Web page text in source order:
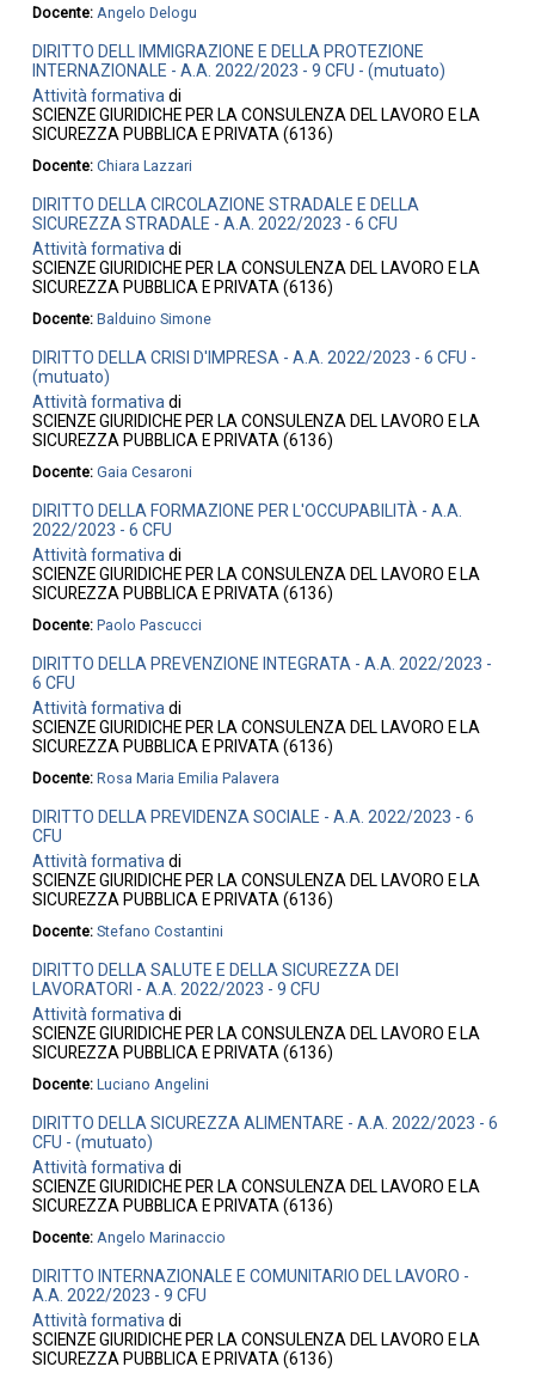
Docente:Angelo Delogu
DIRITTO DELL IMMIGRAZIONE E DELLA PROTEZIONE
INTERNAZIONALE - A.A. 2022/2023 - 9 CFU - (mutuato)
Attività formativadi
SCIENZE GIURIDICHE PER LA CONSULENZA DEL LAVORO E LA
SICUREZZA PUBBLICA E PRIVATA (6136)
Docente:Chiara Lazzari
DIRITTO DELLA CIRCOLAZIONE STRADALE E DELLA
SICUREZZA STRADALE - A.A. 2022/2023 - 6 CFU
Attività formativadi
SCIENZE GIURIDICHE PER LA CONSULENZA DEL LAVORO E LA
SICUREZZA PUBBLICA E PRIVATA (6136)
Docente:Balduino Simone
DIRITTO DELLA CRISI D'IMPRESA - A.A. 2022/2023 - 6 CFU -
(mutuato)
Attività formativadi
SCIENZE GIURIDICHE PER LA CONSULENZA DEL LAVORO E LA
SICUREZZA PUBBLICA E PRIVATA (6136)
Docente:Gaia Cesaroni
DIRITTO DELLA FORMAZIONE PER L'OCCUPABILITÀ - A.A.
2022/2023 - 6 CFU
Attività formativadi
SCIENZE GIURIDICHE PER LA CONSULENZA DEL LAVORO E LA
SICUREZZA PUBBLICA E PRIVATA (6136)
Docente:Paolo Pascucci
DIRITTO DELLA PREVENZIONE INTEGRATA - A.A. 2022/2023 -
6 CFU
Attività formativadi
SCIENZE GIURIDICHE PER LA CONSULENZA DEL LAVORO E LA
SICUREZZA PUBBLICA E PRIVATA (6136)
Docente:Rosa Maria Emilia Palavera
DIRITTO DELLA PREVIDENZA SOCIALE - A.A. 2022/2023 - 6
CFU
Attività formativadi
SCIENZE GIURIDICHE PER LA CONSULENZA DEL LAVORO E LA
SICUREZZA PUBBLICA E PRIVATA (6136)
Docente:Stefano Costantini
DIRITTO DELLA SALUTE E DELLA SICUREZZA DEI
LAVORATORI - A.A. 2022/2023 - 9 CFU
Attività formativadi
SCIENZE GIURIDICHE PER LA CONSULENZA DEL LAVORO E LA
SICUREZZA PUBBLICA E PRIVATA (6136)
Docente:Luciano Angelini
DIRITTO DELLA SICUREZZA ALIMENTARE - A.A. 2022/2023 - 6
CFU - (mutuato)
Attività formativadi
SCIENZE GIURIDICHE PER LA CONSULENZA DEL LAVORO E LA
SICUREZZA PUBBLICA E PRIVATA (6136)
Docente:Angelo Marinaccio
DIRITTO INTERNAZIONALE E COMUNITARIO DEL LAVORO -
A.A. 2022/2023 - 9 CFU
Attività formativadi
SCIENZE GIURIDICHE PER LA CONSULENZA DEL LAVORO E LA
SICUREZZA PUBBLICA E PRIVATA (6136)